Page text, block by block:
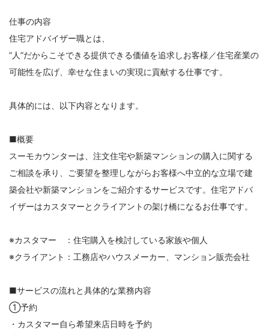
仕事の内容
住宅アドバイザー職とは、
”人”だからこそできる提供できる価値を追求しお客様／住宅産業の
可能性を広げ、幸せな住まいの実現に貢献する仕事です。
具体的には、以下内容となります。
■概要
スーモカウンターは、注文住宅や新築マンションの購入に関する
ご相談を承り、ご要望を整理しながらお客様へ中立的な立場で建
築会社や新築マンションをご紹介するサービスです。住宅アドバ
イザーはカスタマーとクライアントの架け橋になるお仕事です。
※カスタマー ：住宅購入を検討している家族や個人
※クライアント：工務店やハウスメーカー、マンション販売会社
■サービスの流れと具体的な業務内容
①予約
・カスタマー自ら希望来店日時を予約